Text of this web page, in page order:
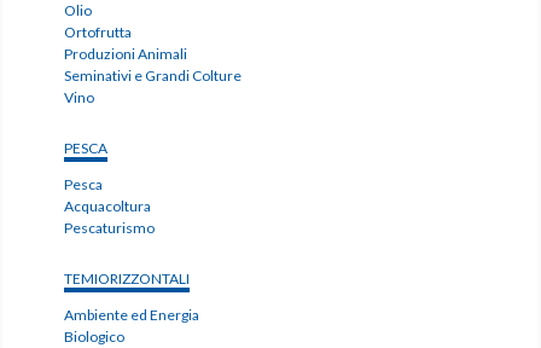
Olio
Ortofrutta
Produzioni Animali
Seminativi e Grandi Colture
Vino
PESCA
Pesca
Acquacoltura
Pescaturismo
TEMIORIZZONTALI
Ambiente ed Energia
Biologico